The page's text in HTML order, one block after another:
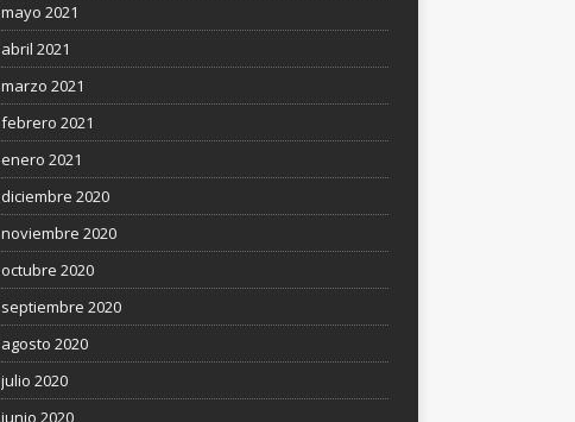
mayo 2021
abril 2021
marzo 2021
febrero 2021
enero 2021
diciembre 2020
noviembre 2020
octubre 2020
septiembre 2020
agosto 2020
julio 2020